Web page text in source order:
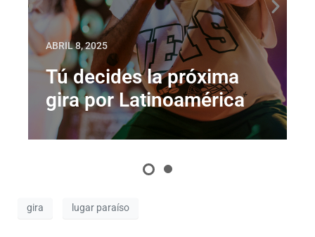
ABRIL 8, 2025
Tú decides la próxima
gira por Latinoamérica
gira lugar paraíso